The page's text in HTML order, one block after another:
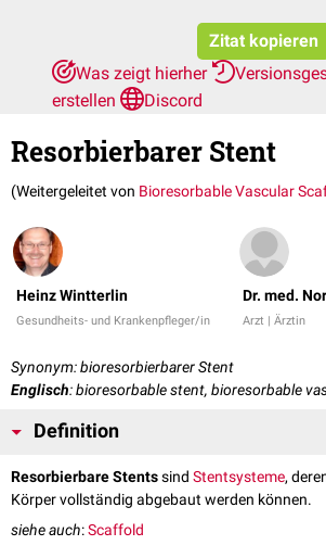
Zitat kopieren
Was zeigt hierher
erstellen
Discord
Resorbierbarer Stent
(Weitergeleitet von Bioresorbable Vascular
Heinz Wintterlin
Gesundheits- und Krankenpfleger/in
Dr. med.
Arzt | Ärztin
Synonym: bioresorbierbarer Stent
Englisch: bioresorbable stent, bioresorbable
Definition
Resorbierbare Stentssind Stentsysteme,
Körper vollständig abgebaut werden können.
siehe auch:Scaffold